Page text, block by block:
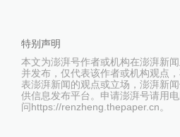
特别声明
本文为澎湃号作者或机构在澎湃新
并发布，仅代表该作者或机构观点
表澎湃新闻的观点或立场，澎湃新
供信息发布平台。申请澎湃号请用
问https://renzheng.thepaper.cn。